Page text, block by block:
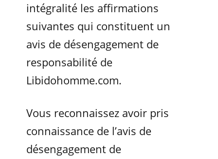
intégralité les affirmations
suivantes qui constituent un
avis de désengagement de
responsabilité de
Libidohomme.com.
Vous reconnaissez avoir pris
connaissance de l’avis de
désengagement de